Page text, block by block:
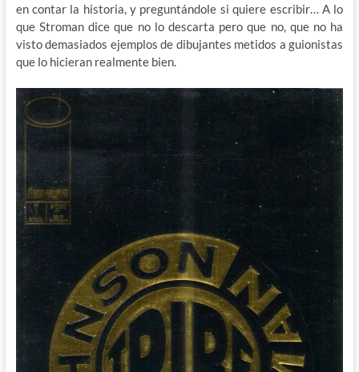
en contar la historia, y preguntándole si quiere escribir… A lo
que Stroman dice que no lo descarta pero que no, que no ha
visto demasiados ejemplos de dibujantes metidos a guionistas
que lo hicieran realmente bien.